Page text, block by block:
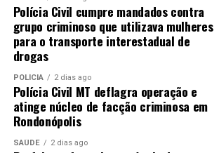
Polícia Civil cumpre mandados contra
grupo criminoso que utilizava mulheres
para o transporte interestadual de
drogas
POLÍCIA 2 dias ago
Polícia Civil MT deflagra operação e
atinge núcleo de facção criminosa em
Rondonópolis
SAÚDE 2 dias ago